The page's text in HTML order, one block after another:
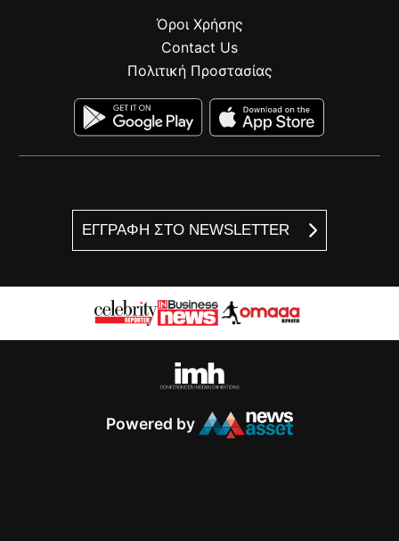
ΕΓΓΡΑΦΗ ΣΤΟ NEWSLETTER
Όροι Χρήσης
Contact Us
Πολιτική Προστασίας
Powered by